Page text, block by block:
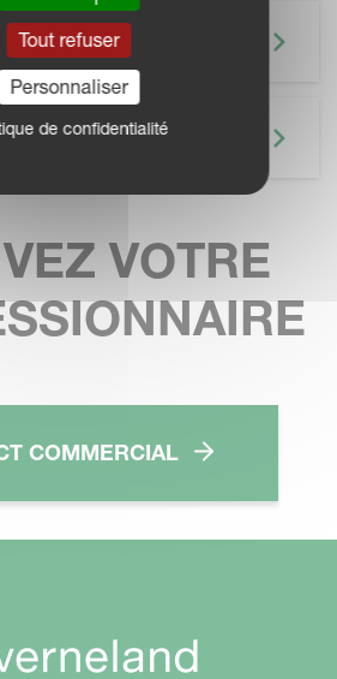
VOTRE
COMMERCIAL
Tout refuser
Personnaliser
de confidentialité